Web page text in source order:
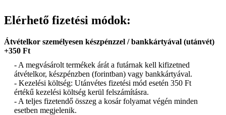
Elérhető fizetési módok:
Átvételkor személyesen készpénzzel / bankkártyával (utánvét)
+350 Ft
- A megvásárolt termékek árát a futárnak kell kifizetned
átvételkor, készpénzben (forintban) vagy bankkártyával.
- Kezelési költség: Utánvétes fizetési mód esetén 350 Ft
értékű kezelési költség kerül felszámításra.
- A teljes fizetendő összeg a kosár folyamat végén minden
esetben megjelenik.